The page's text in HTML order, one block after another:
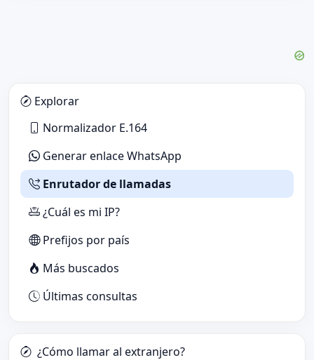
Explorar
Normalizador E.164
Generar enlace WhatsApp
Enrutador de llamadas
¿Cuál es mi IP?
Prefijos por país
Más buscados
Últimas consultas
¿Cómo llamar al extranjero?